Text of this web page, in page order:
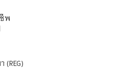
พ
(REG)